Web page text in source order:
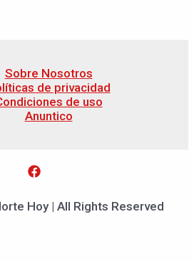
Sobre Nosotros
de privacidad
de uso
Anuntico
Hoy | All Rights Reserved